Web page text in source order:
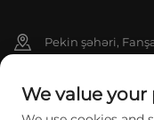
Pekin şəhəri,
+86-13911459627
We value your